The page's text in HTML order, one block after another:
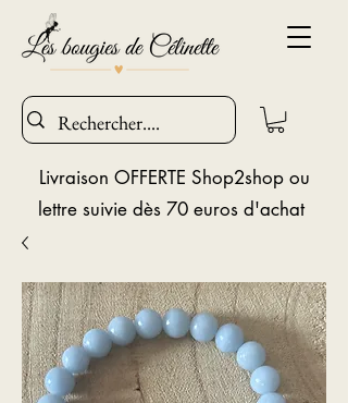
Livraison OFFERTE Shop2shop ou
lettre suivie dès 70 euros d'achat